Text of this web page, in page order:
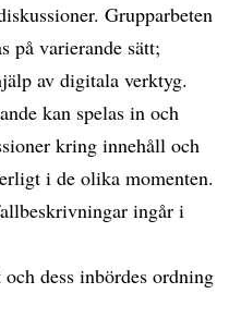
Grupparbeten
på varierande sätt;
av digitala verktyg.
kan spelas in och
kring innehåll och
i de olika momenten.
ingår i
dess inbördes ordning